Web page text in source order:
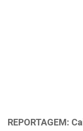
REPORTAGEM: